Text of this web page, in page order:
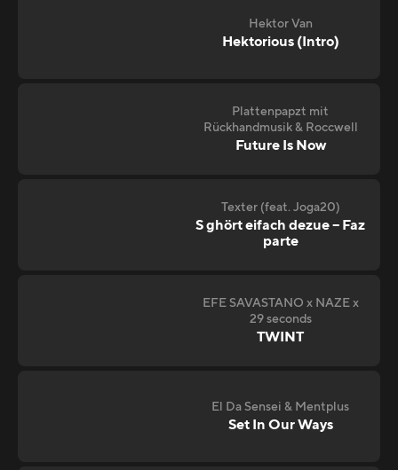
Hektor Van
Hektorious (Intro)
Plattenpapzt mit
Rückhandmusik & Roccwell
Future Is Now
Texter (feat. Joga20)
S ghört eifach dezue – Faz
parte
EFE SAVASTANO x NAZE x
29 seconds
TWINT
El Da Sensei & Mentplus
Set In Our Ways